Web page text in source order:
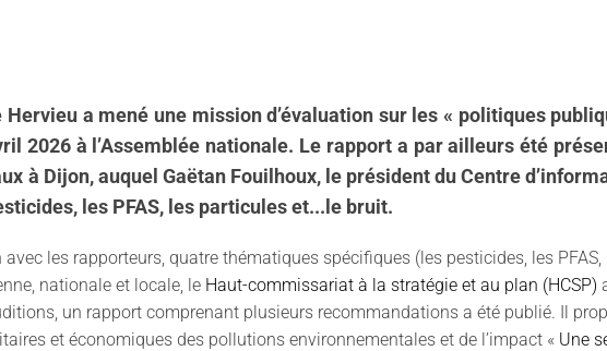
Hervieu a mené une mission d’évaluation sur les « politiques
2026 à l’Assemblée nationale. Le rapport a par ailleurs été
à Dijon, auquel Gaëtan Fouilhoux, le président du Centre
les PFAS, les particules et...le bruit.
les rapporteurs, quatre thématiques spécifiques (les pesticides, les
nationale et locale, le Haut-commissariat à la stratégie et au plan (HCSP)
un rapport comprenant plusieurs recommandations a été publié. Il
et économiques des pollutions environnementales et de l’impact « Une